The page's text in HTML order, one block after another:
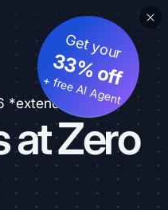
*extended
at Zero
Get your
33% off
+ free AI Agent